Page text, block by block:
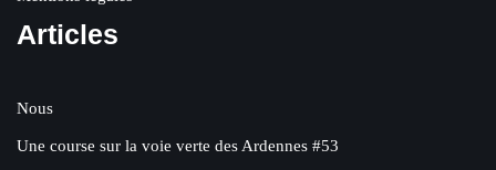
Articles
Nous
Une course sur la voie verte des Ardennes #53